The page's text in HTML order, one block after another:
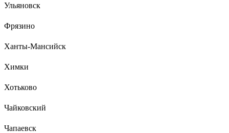
Ульяновск
Фрязино
Ханты-Мансийск
Химки
Хотьково
Чайковский
Чапаевск